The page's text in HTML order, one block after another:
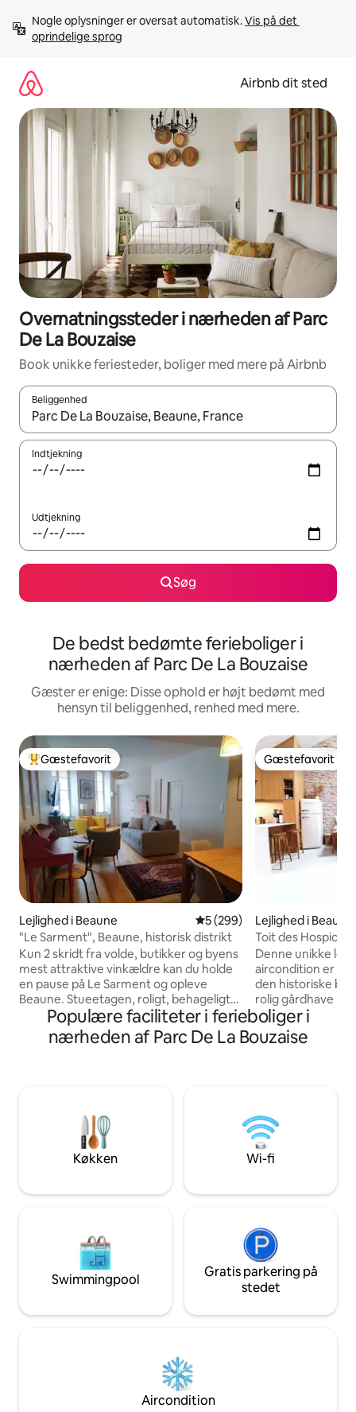
videre
Nogle oplysninger er oversat automatisk. Vis på det
oprindelige sprog
Airbnb dit sted
Overnatningssteder i nærheden af Parc
De La Bouzaise
Book unikke feriesteder, boliger med mere på Airbnb
Beliggenhed
Når resultaterne er tilgængelige, skal du navigere med
Indtjekning
Udtjekning
Søg
De bedst bedømte ferieboliger i
nærheden af Parc De La Bouzaise
Gæster er enige: Disse ophold er højt bedømt med
hensyn til beliggenhed, renhed med mere.
Bedste gæstefavorit
Gæstefavorit
Lejlighed i Beaune 5 ud af 5 i gennemsnitlig
5 (299)
"Le Sarment", Beaune, historisk distrikt
Kun 2 skridt fra volde, butikker og byens
mest attraktive vinkældre kan du holde
en pause på Le Sarment og opleve
Beaune. Stueetagen, roligt, behageligt
og imødekommende. Udstyret køkken,
spiseplads, komfortabel stue, 2
soveværelser med udsigt over gården,
Sengetøj og håndklæder stilles til
rådighed. Betalingsparkering på gaden.
Gratis parkering i nærheden.
Velkommen!
Gæstefavorit
Gæstefavorit
Lejlighed i Beaune
Toit des
Clim
Denne unikke
aircondition er
den historiske
rolig gårdhave i
Hospices. Det har en fantastisk udsigt
over Place
klokketårnet på
nærheden,
pladsen. Alt
Populære faciliteter i ferieboliger i
nærheden af Parc De La Bouzaise
Køkken Wi-fi
Swimmingpool
Gratis parkering på
stedet
Aircondition